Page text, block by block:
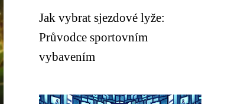
Jak vybrat sjezdové lyže:
Průvodce sportovním
vybavením